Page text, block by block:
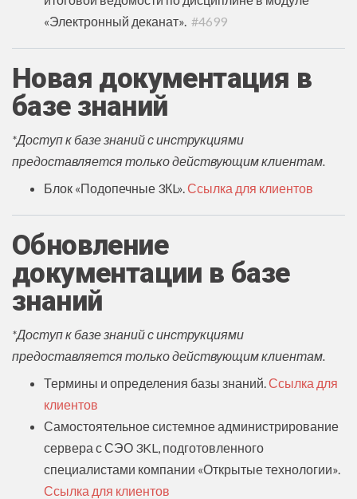
«Электронный деканат». #4699
Новая документация в
базе знаний
*Доступ к базе знаний с инструкциями
предоставляется только действующим клиентам.
Блок «Подопечные 3КL». Ссылка для клиентов
Обновление
документации в базе
знаний
*Доступ к базе знаний с инструкциями
предоставляется только действующим клиентам.
Термины и определения базы знаний. Ссылка для
клиентов
Самостоятельное системное администрирование
сервера с СЭО 3KL, подготовленного
специалистами компании «Открытые технологии».
Ссылка для клиентов